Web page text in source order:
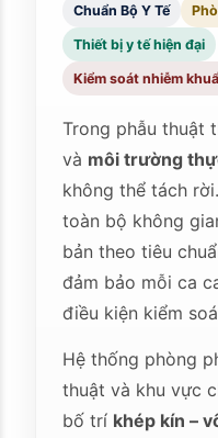
Chuẩn Bộ Y Tế
Thiết bị y tế hiện đại
Kiểm soát nhiễm
Trong phẫu thuật
và môi trường
không thể tách
toàn bộ không
bản theo tiêu
đảm bảo mỗi ca
điều kiện kiểm
Hệ thống phòng
thuật và khu vực
bố trí khép kín –